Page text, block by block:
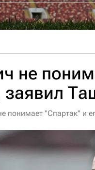
не
заявил
понимает "Спартак" и